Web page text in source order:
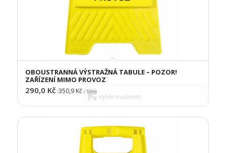
OBOUSTRANNÁ VÝSTRAŽNÁ TABULE – POZOR!
ZAŘÍZENÍ MIMO PROVOZ
290,0 Kč (350,9Kčs DPH)
Výběr možností